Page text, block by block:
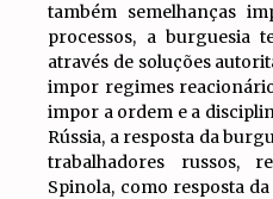
também semelhanças
processos, a burguesia
através de soluções
impor regimes
impor a ordem e a
Rússia, a resposta da
trabalhadores russos,
Spinola, como resposta